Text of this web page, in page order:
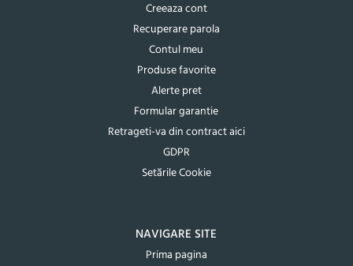
Creeaza cont
Recuperare parola
Contul meu
Produse favorite
Alerte pret
Formular garantie
Retrageti-va din contract aici
GDPR
Setările Cookie
NAVIGARE SITE
Prima pagina